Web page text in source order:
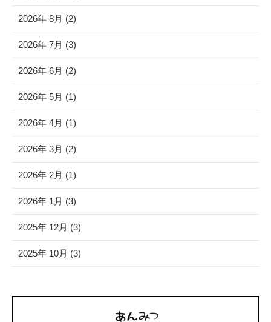
2026年 8月 (2)
2026年 7月 (3)
2026年 6月 (2)
2026年 5月 (1)
2026年 4月 (1)
2026年 3月 (2)
2026年 2月 (1)
2026年 1月 (3)
2025年 12月 (3)
2025年 10月 (3)